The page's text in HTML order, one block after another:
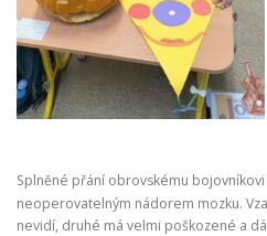
Splněné přání obrovskému
neoperovatelným nádorem mozku.
nevidí, druhé má velmi poškozené a